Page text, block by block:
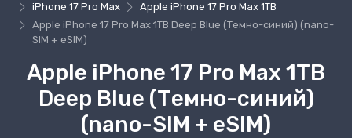
iPhone 17 Pro Max
Apple iPhone 17 Pro Max 1TB
Apple iPhone 17 Pro Max 1TB Deep Blue (Темно-синий) (nano-
SIM + eSIM)
Apple iPhone 17 Pro Max 1TB
Deep Blue (Темно-синий)
(nano-SIM + eSIM)